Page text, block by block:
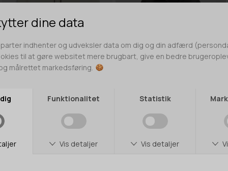
XL XXL
SOODY ZONE 10272320 01
909,97 DKK
XXXL
3.099,95 DKK
Tilmeld dig vores nyhedsklub og få adgang til
eksklusive tilbud, de nyeste trends og masser
E-mail